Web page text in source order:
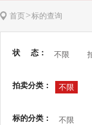
首页>标的查询
状 态： 不限
拍卖分类： 不限
标的分类： 不限